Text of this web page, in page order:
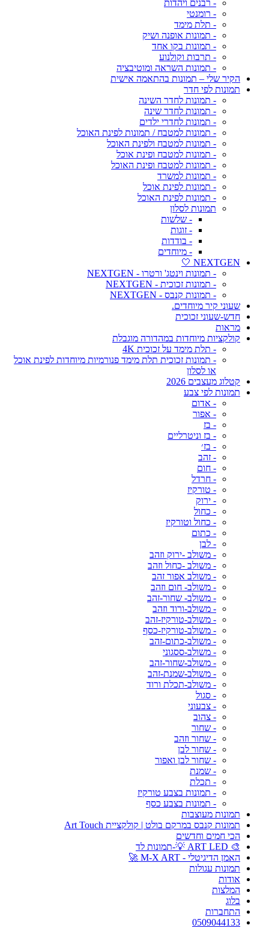
- רבנים ויהדות
- רומנטי
- תלת מימד
- תמונות אופנה ושיק
- תמונות בקו אחד
- תרבות וקולנוע
- תמונות השראה ומוטיבציה
הקיר שלי – תמונות בהתאמה אישית
תמונות לפי חדר
- תמונות לחדר השינה
- תמונות לחדר שינה
- תמונות לחדרי ילדים
- תמונות למטבח / תמונות לפינת האוכל
- תמונות למטבח ולפינת האוכל
- תמונות למטבח ופינת אוכל
- תמונות למטבח ופינת האוכל
- תמונות למשרד
- תמונות לפינת אוכל
- תמונות לפינת האוכל
תמונות לסלון
- שלשות
- זוגות
- בודדות
- מיוחדים
NEXTGEN 🤍
- תמונות וינטג' ורטרו - NEXTGEN
- תמונות זכוכית - NEXTGEN
- תמונות קנבס - NEXTGEN
שעוני קיר מיוחדים.
חדש-שעוני זכוכית
מראות
קולקציות מיוחדות במהדורה מוגבלת
- תלת מימד על זכוכית 4K
- תמונות זכוכית תלת מימד פנורמיות מיוחדות לפינת אוכל
או לסלון
קטלוג מעצבים 2026
תמונות לפי צבע
- אדום
- אפור
- בז
- בז וניטרליים
- בז׳
- זהב
- חום
- חרדל
- טורקיז
- ירוק
- כחול
- כחול וטורקיז
- כתום
- לבן
- משולב -ירוק וזהב
- משולב -כחול וזהב
- משולב אפור זהב
- משולב- חום וזהב
- משולב- שחור-זהב
- משולב-ורוד וזהב
- משולב-טורקיז-זהב
- משולב-טורקיז-כסף
- משולב-כתום-זהב
- משולב-ססגוני
- משולב-שחור-זהב
- משולב-שמנת-זהב
- משולב-תכלת ורוד
- סגול
- צבעוני
- צהוב
- שחור
- שחור וזהב
- שחור לבן
- שחור לבן ואפור
- שמנת
- תכלת
- תמונות בצבע טורקיז
- תמונות בצבע כסף
תמונות מעוצבות
תמונות קנבס במרקם בולט | קולקציית Art Touch
הכי חמים וחדשים
🎨 ART LED 💡-תמונות לד
האמן הדיגיטלי - M-X ART 🚀
תמונות עגולות
אודות
המלצות
בלוג
התחברות
0509044133